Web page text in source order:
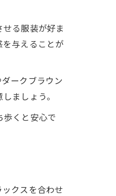
る服装が好ま
与えることが
ークブラウン
ましょう。
くと安心で
クスを合わせ